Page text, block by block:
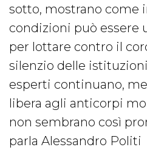
sotto, mostrano come
condizioni può essere
per lottare contro il
silenzio delle
esperti continuano,
libera agli anticorpi
non sembrano così
parla Alessandro Politi